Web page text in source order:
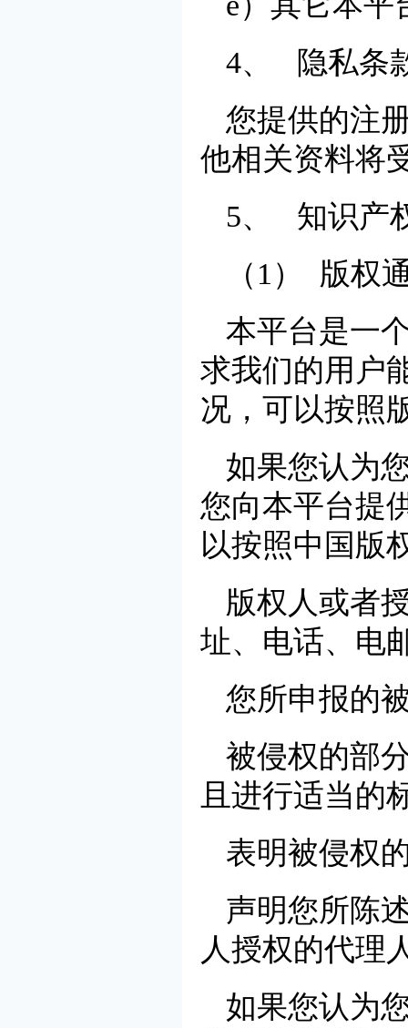
4、 隐私条
您提供的注
他相关资料将
5、 知识产
（1） 版权
本平台是一
求我们的用户
况，可以按照
如果您认为
您向本平台提
以按照中国版
版权人或者
址、电话、电
您所申报的
被侵权的部
且进行适当的
表明被侵权
声明您所陈
人授权的代理
如果您认为